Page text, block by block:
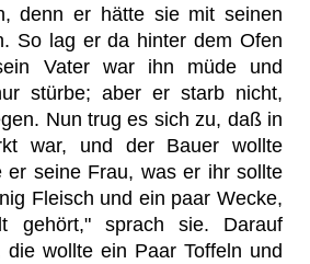
denn er hätte sie mit seinen
So lag er da hinter dem Ofen
Vater war ihn müde und
stürbe; aber er starb nicht,
Nun trug es sich zu, daß in
war, und der Bauer wollte
er seine Frau, was er ihr sollte
Fleisch und ein paar Wecke,
gehört," sprach sie. Darauf
wollte ein Paar Toffeln und